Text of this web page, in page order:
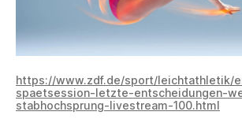
https://www.zdf.de/sport/leichtathletik/
spaetsession-letzte-entscheidungen-
stabhochsprung-livestream-100.html